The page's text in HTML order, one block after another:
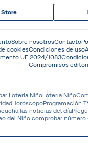
Store
Sobre nosotrosContacto
cookiesCondiciones de uso
UE 2024/1083
Compromisos
Lotería NiñoLotería Niño
HoróscopoProgramación
las noticias del día
del Niño comprobar número